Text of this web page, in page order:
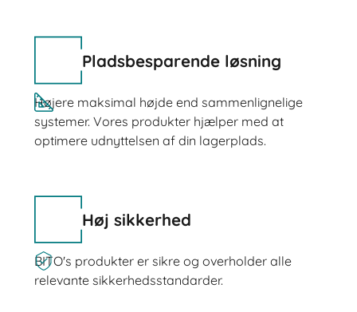
Pladsbesparende løsning
Højere maksimal højde end sammenlignelige
systemer. Vores produkter hjælper med at
optimere udnyttelsen af din lagerplads.
Høj sikkerhed
BITO's produkter er sikre og overholder alle
relevante sikkerhedsstandarder.